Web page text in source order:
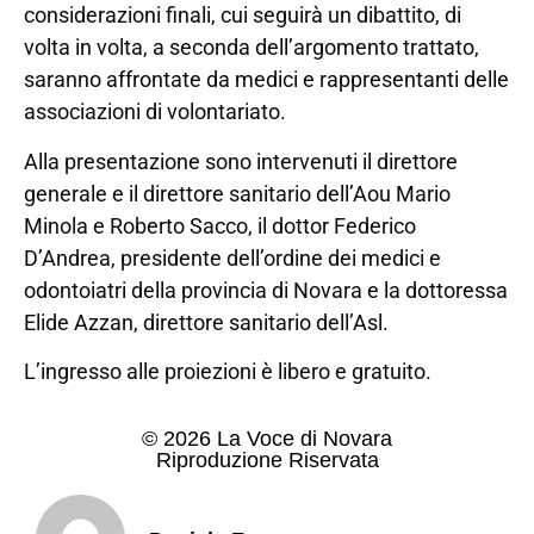
considerazioni finali, cui seguirà un dibattito, di
volta in volta, a seconda dell’argomento trattato,
saranno affrontate da medici e rappresentanti delle
associazioni di volontariato.
Alla presentazione sono intervenuti il direttore
generale e il direttore sanitario dell’Aou Mario
Minola e Roberto Sacco, il dottor Federico
D’Andrea, presidente dell’ordine dei medici e
odontoiatri della provincia di Novara e la dottoressa
Elide Azzan, direttore sanitario dell’Asl.
L’ingresso alle proiezioni è libero e gratuito.
© 2026 La Voce di Novara
Riproduzione Riservata